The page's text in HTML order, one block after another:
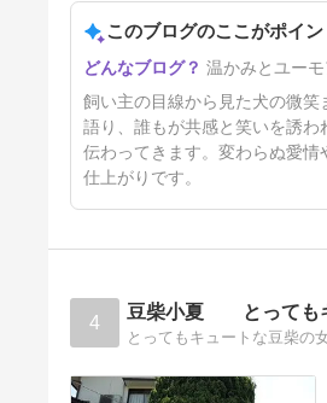
ナツ vs 母ちゃん 戦いの行方
は・・・
9日前
このブログのここがポイン
温かみとユー
飼い主の目線から見た犬の微
語り、誰もが共感と笑いを誘
伝わってきます。変わらぬ愛
仕上がりです。
4 豆柴小夏 とっても
とってもキュートな豆柴の